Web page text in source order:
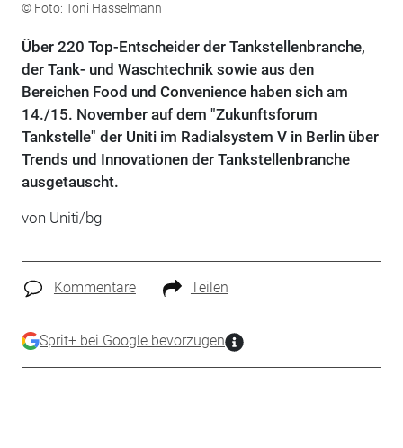
© Foto: Toni Hasselmann
Über 220 Top-Entscheider der Tankstellenbranche,
der Tank- und Waschtechnik sowie aus den
Bereichen Food und Convenience haben sich am
14./15. November auf dem "Zukunftsforum
Tankstelle" der Uniti im Radialsystem V in Berlin über
Trends und Innovationen der Tankstellenbranche
ausgetauscht.
von Uniti/bg
Kommentare Teilen
Sprit+ bei Google bevorzugen